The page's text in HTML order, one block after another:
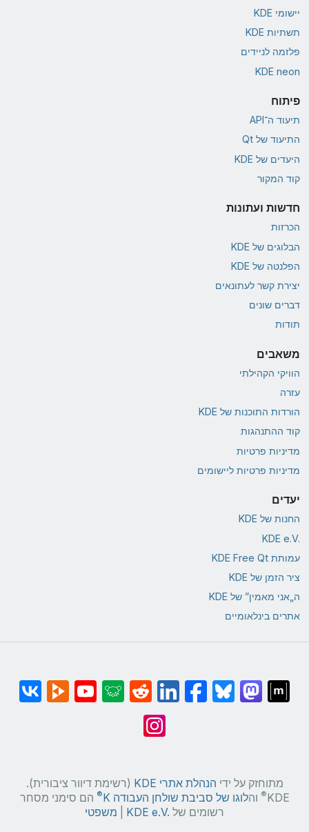
יישומי KDE
תשתיות KDE
פלזמה לניידים
KDE neon
פיתוח
תיעוד ה־API
התיעוד של Qt
היעדים של KDE
קוד המקור
חדשות ועתונות
הכרזות
הבלוגים של KDE
הפלנטה של KDE
יצירת קשר לעתונאים
דברים שונים
תודות
משאבים
הוויקי הקהילתי
עזרה
הורדות התוכנות של KDE
קוד ההתנהגות
מדיניות פרטיות
מדיניות פרטיות ליישומים
יעדים
החנות של KDE
KDE e.V.‎
עמותת KDE Free Qt
ציר הזמן של KDE
ה„אני מאמין” של KDE
אתרים בינלאומיים
מתוחזק על ידי הנהלת אתרי KDE
(רשימת דיוור ציבורית).
KDE
® והלוגו של סביבת שולחן העבודה K ® הם סימני מסחר
רשומים של KDE e.V.‎ משפטי